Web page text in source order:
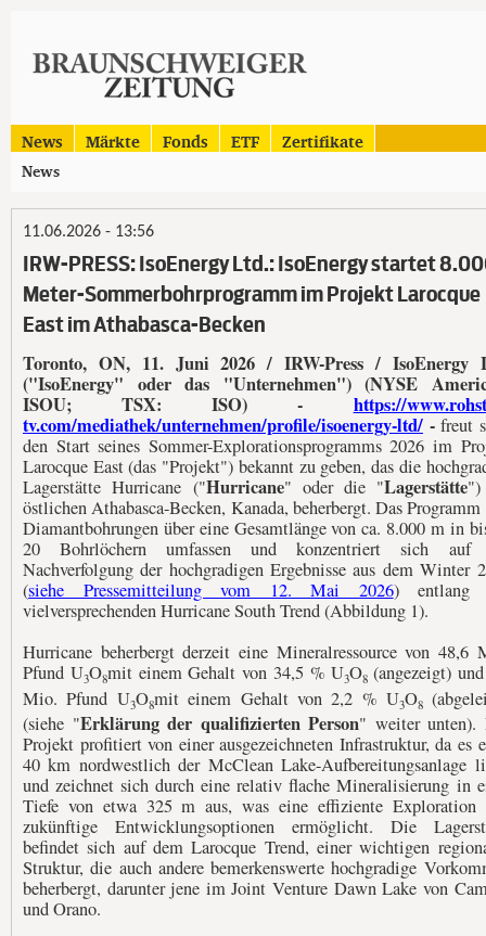
News Märkte Fonds ETF Zertifikate
News
11.06.2026 - 13:56
IRW-PRESS: IsoEnergy Ltd.: IsoEnergy startet
Meter-Sommerbohrprogramm im Projekt Larocque
East im Athabasca-Becken
Toronto, ON, 11. Juni 2026 / IRW-Press / IsoEnergy
("IsoEnergy" oder das "Unternehmen") (NYSE
ISOU; TSX: ISO) - https://
tv.com/mediathek/unternehmen/profile/isoenergy-ltd/ -freut
den Start seines Sommer-Explorationsprogramms 2026 im
Larocque East (das "Projekt") bekannt zu geben, das die
Lagerstätte Hurricane ("Hurricane" oder die "Lagerstätte
östlichen Athabasca-Becken, Kanada, beherbergt. Das
Diamantbohrungen über eine Gesamtlänge von ca. 8.000 m in
20 Bohrlöchern umfassen und konzentriert sich auf
Nachverfolgung der hochgradigen Ergebnisse aus dem Winter
(siehe Pressemitteilung vom 12. Mai 2026) entlang
vielversprechenden Hurricane South Trend (Abbildung 1).
Hurricane beherbergt derzeit eine Mineralressource von 48,6
Pfund U3O8mit einem Gehalt von 34,5 % U3O8(angezeigt)
Mio. Pfund U3O8mit einem Gehalt von 2,2 % U3O8
(siehe "Erklärung der qualifizierten Person" weiter unten).
Projekt profitiert von einer ausgezeichneten Infrastruktur, da es
40 km nordwestlich der McClean Lake-Aufbereitungsanlage
und zeichnet sich durch eine relativ flache Mineralisierung in
Tiefe von etwa 325 m aus, was eine effiziente Exploration
zukünftige Entwicklungsoptionen ermöglicht. Die
befindet sich auf dem Larocque Trend, einer wichtigen
Struktur, die auch andere bemerkenswerte hochgradige
beherbergt, darunter jene im Joint Venture Dawn Lake von
und Orano.